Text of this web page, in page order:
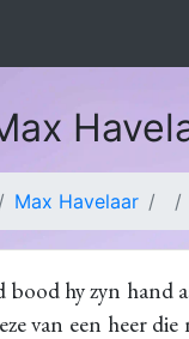
Max Havelaar
bood hy zyn hand
van een heer